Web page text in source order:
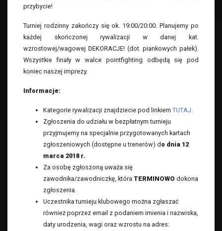
przybycie!
Turniej rodzinny zakończy się ok. 19:00/20:00. Planujemy po
każdej skończonej rywalizacji w danej kat.
wzrostowej/wagowej DEKORACJE! (dot. piankowych pałek).
Wszystkie finały w walce pointfighting odbędą się pod
koniec naszej imprezy.
Informacje:
Kategorie rywalizacji znajdziecie pod linkiem TUTAJ
Zgłoszenia do udziału w bezpłatnym turnieju
przyjmujemy na specjalnie przygotowanych kartach
zgłoszeniowych (dostępne u trenerów) do dnia 12
marca 2018 r.
Za osobę zgłoszoną uważa się
zawodnika/zawodniczkę, która TERMINOWO dokona
zgłoszenia.
Uczestnika turnieju klubowego można zgłaszać
również poprzez email z podaniem imienia i nazwiska,
daty urodzenia, wagi oraz wzrostu na adres: